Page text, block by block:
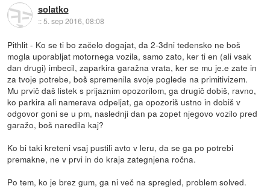
solatko
::5. sep 2016, 08:08
Pithlit - Ko se ti bo začelo dogajat, da 2-3dni tedensko ne boš
mogla uporabljat motornega vozila, samo zato, ker ti en (ali vsak
dan drugi) imbecil, zaparkira garažna vrata, ker se mu je.e zate in
za tvoje potrebe, boš spremenila svoje poglede na primitivizem.
Mu prvič daš listek s prijaznim opozorilom, ga drugič dobiš, ravno,
ko parkira ali namerava odpeljat, ga opozoriš ustno in dobiš v
odgovor goni se u pm, naslednji dan pa zopet njegovo vozilo pred
garažo, boš naredila kaj?
Ko bi taki kreteni vsaj pustili avto v leru, da se ga po potrebi
premakne, ne v prvi in do kraja zategnjena ročna.
Po tem, ko je brez gum, ga ni več na spregled, problem solved.